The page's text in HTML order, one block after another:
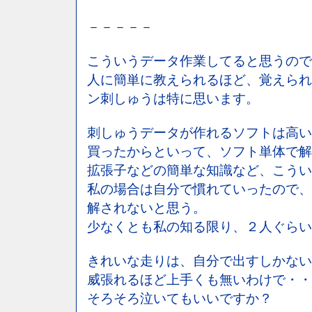
－－－－－
こういうデータ作業してると思うの
人に簡単に教えられるほど、覚えら
ン刺しゅうは特に思います。
刺しゅうデータが作れるソフトは高
買ったからといって、ソフト単体で
拡張子などの簡単な知識など、こう
私の場合は自分で慣れていったので
解されないと思う。
少なくとも私の知る限り、２人ぐら
きれいな走りは、自分で出すしかな
威張れるほど上手くも無いわけで・
そろそろ泣いてもいいですか？